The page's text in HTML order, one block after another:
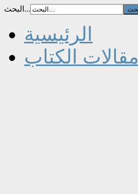
البحث...
الرئيسية
مقالات الكتاب